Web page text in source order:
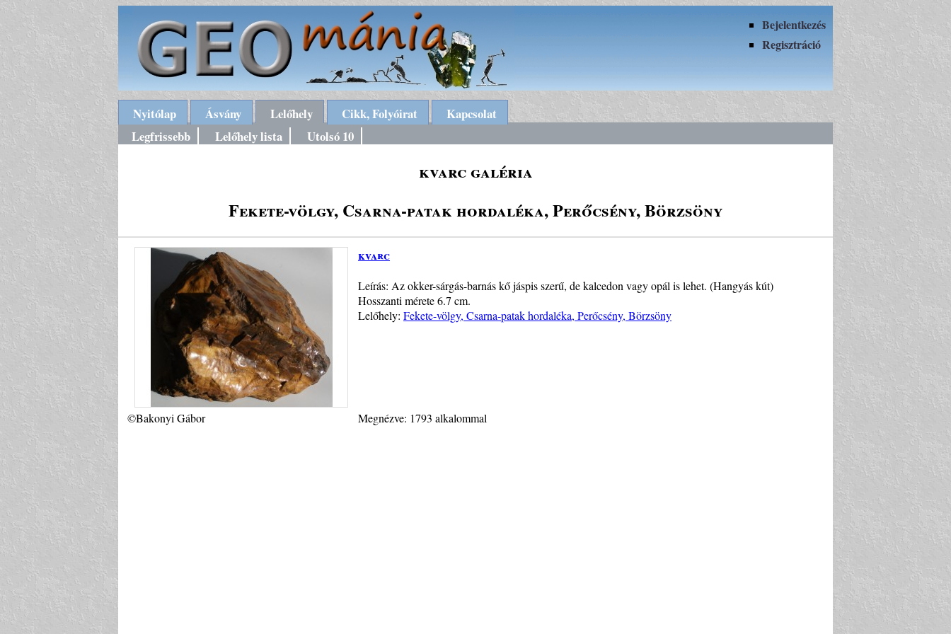
Bejelentkezés
Regisztráció
Nyitólap Ásvány Lelőhely Cikk, Folyóirat
Kapcsolat
Legfrissebb
Lelőhely lista Utolsó 10
kvarc galéria
Fekete-völgy, Csarna-patak hordaléka, Perőcsény, Börzsöny
kvarc
Leírás: Az okker-sárgás-barnás kő jáspis szerű, de kalcedon vagy opál is lehet. (Hangyás kút)
Hosszanti mérete 6.7 cm.
Lelőhely: Fekete-völgy, Csarna-patak hordaléka, Perőcsény, Börzsöny
©Bakonyi Gábor Megnézve: 1793 alkalommal